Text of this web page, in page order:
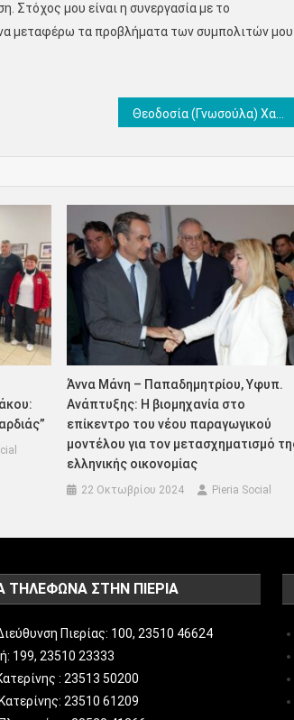
Στόχος μου είναι η συνεργασία με το
μεταφέρω τα προβλήματα των συμπολιτών μου
Άννα Μάνη – Παπαδημητρίου, Υφυπ.
Ανάπτυξης: Η βιομηχανία στο
επίκεντρο του νέου παραγωγικού
μοντέλου για τον μετασχηματισμό
ελληνικής οικονομίας
22 Οκτωβρίου 2024 Pieria Social
ΤΗΛΕΦΩΝΑ ΣΤΗΝ ΠΙΕΡΙΑ
Πιερίας: 100, 23510 46624
199, 23510 23333
: 23513 50200
23510 61209